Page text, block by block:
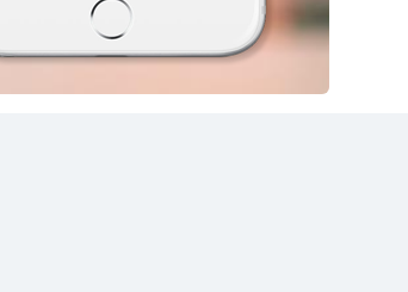
Радио "Тироз"
news talk